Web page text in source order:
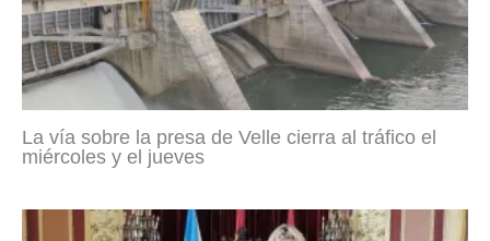
La vía sobre la presa de Velle cierra al tráfico el
miércoles y el jueves